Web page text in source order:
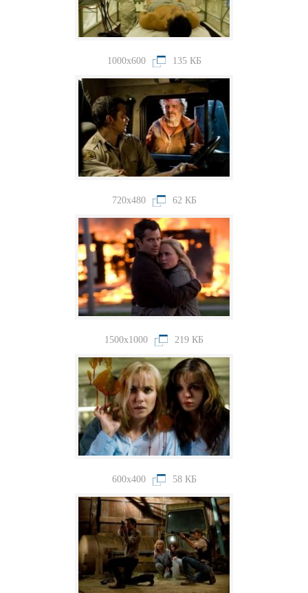
1000x600 135 КБ
720x480 62 КБ
1500x1000 219 КБ
600x400 58 КБ